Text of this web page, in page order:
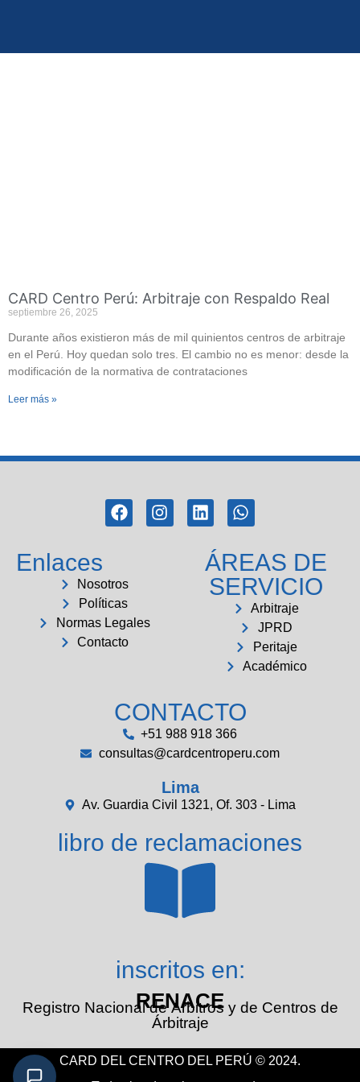
CARD Centro Perú: Arbitraje con Respaldo Real
septiembre 26, 2025
Durante años existieron más de mil quinientos centros de arbitraje
en el Perú. Hoy quedan solo tres. El cambio no es menor: desde la
modificación de la normativa de contrataciones
Leer más »
Enlaces
Nosotros
Políticas
Normas Legales
Contacto
ÁREAS DE
SERVICIO
Arbitraje
JPRD
Peritaje
Académico
CONTACTO
+51 988 918 366
consultas@cardcentroperu.com
Lima
Av. Guardia Civil 1321, Of. 303 - Lima
libro de reclamaciones
inscritos en:
RENACE
Registro Nacional de Árbitros y de Centros de
Árbitraje
CARD DEL CENTRO DEL PERÚ © 2024.